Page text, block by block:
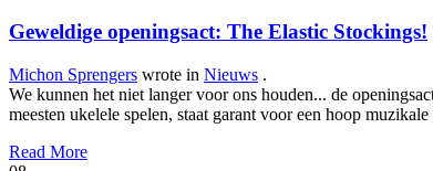
Geweldige openingsact: The Elastic Stockings!
Michon Sprengers wrote in Nieuws .
We kunnen het niet langer voor ons houden... de
meesten ukelele spelen, staat garant voor een hoop
Read More